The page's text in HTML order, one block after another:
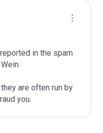
in the spam
are often run by
you.